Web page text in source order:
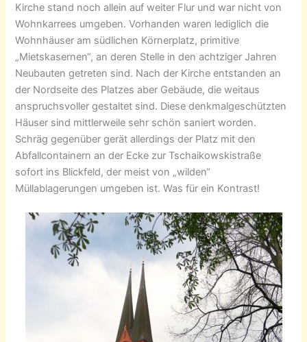
Kirche stand noch allein auf weiter Flur und war nicht von
Wohnkarrees umgeben. Vorhanden waren lediglich die
Wohnhäuser am südlichen Körnerplatz, primitive
„Mietskasernen“, an deren Stelle in den achtziger Jahren
Neubauten getreten sind. Nach der Kirche entstanden an
der Nordseite des Platzes aber Gebäude, die weitaus
anspruchsvoller gestaltet sind. Diese denkmalgeschützten
Häuser sind mittlerweile sehr schön saniert worden.
Schräg gegenüber gerät allerdings der Platz mit den
Abfallcontainern an der Ecke zur Tschaikowskistraße
sofort ins Blickfeld, der meist von „wilden“
Müllablagerungen umgeben ist. Was für ein Kontrast!